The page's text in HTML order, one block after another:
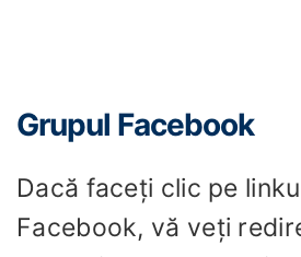
Grupul Facebook
Dacă faceți clic pe
Facebook, vă veți